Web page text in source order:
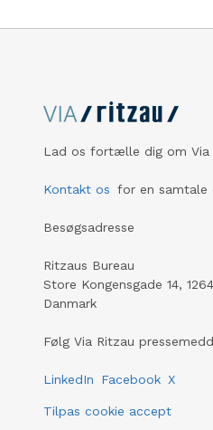
Lad os fortælle dig om Via
Kontakt os for en samtale
Besøgsadresse
Ritzaus Bureau
Store Kongensgade 14,
Danmark
Følg Via Ritzau
LinkedIn Facebook X
Tilpas cookie accept